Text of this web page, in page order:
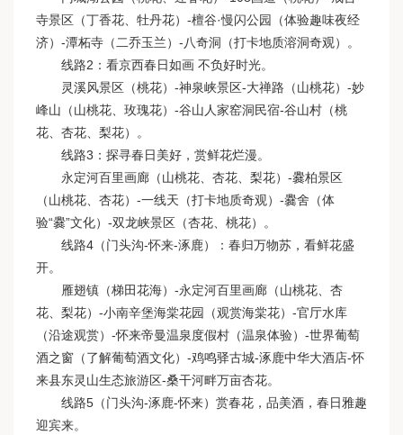
寺景区（丁香花、牡丹花）-檀谷·慢闪公园（体验趣味夜经
济）-潭柘寺（二乔玉兰）-八奇洞（打卡地质溶洞奇观）。
线路2：看京西春日如画 不负好时光。
灵溪风景区（桃花）-神泉峡景区-大禅路（山桃花）-妙
峰山（山桃花、玫瑰花）-谷山人家窑洞民宿-谷山村（桃
花、杏花、梨花）。
线路3：探寻春日美好，赏鲜花烂漫。
永定河百里画廊（山桃花、杏花、梨花）-爨柏景区
（山桃花、杏花）-一线天（打卡地质奇观）-爨舍（体
验“爨”文化）-双龙峡景区（杏花、桃花）。
线路4（门头沟-怀来-涿鹿）：春归万物苏，看鲜花盛
开。
雁翅镇（梯田花海）-永定河百里画廊（山桃花、杏
花、梨花）-小南辛堡海棠花园（观赏海棠花）-官厅水库
（沿途观赏）-怀来帝曼温泉度假村（温泉体验）-世界葡萄
酒之窗（了解葡萄酒文化）-鸡鸣驿古城-涿鹿中华大酒店-怀
来县东灵山生态旅游区-桑干河畔万亩杏花。
线路5（门头沟-涿鹿-怀来）赏春花，品美酒，春日雅趣
迎宾来。